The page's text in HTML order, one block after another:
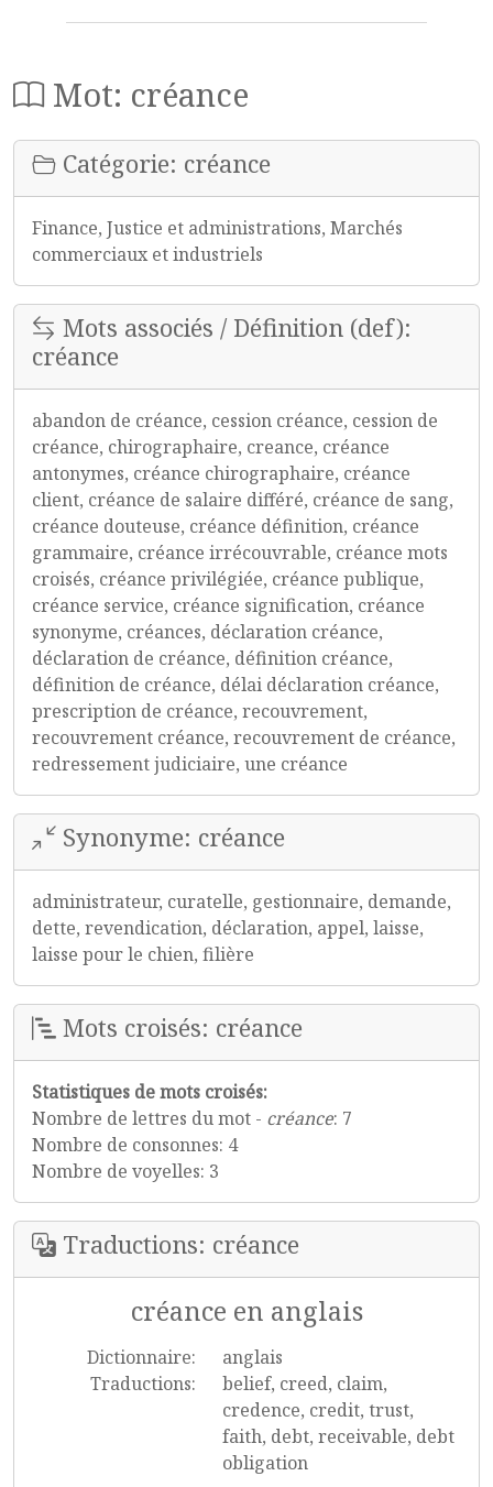
Mot: créance
Catégorie: créance
Finance, Justice et administrations, Marchés
commerciaux et industriels
Mots associés / Définition (def):
créance
abandon de créance, cession créance, cession de
créance, chirographaire, creance, créance
antonymes, créance chirographaire, créance
client, créance de salaire différé, créance de sang,
créance douteuse, créance définition, créance
grammaire, créance irrécouvrable, créance mots
croisés, créance privilégiée, créance publique,
créance service, créance signification, créance
synonyme, créances, déclaration créance,
déclaration de créance, définition créance,
définition de créance, délai déclaration créance,
prescription de créance, recouvrement,
recouvrement créance, recouvrement de créance,
redressement judiciaire, une créance
Synonyme: créance
administrateur, curatelle, gestionnaire, demande,
dette, revendication, déclaration, appel, laisse,
laisse pour le chien, filière
Mots croisés: créance
Statistiques de mots croisés:
Nombre de lettres du mot - créance: 7
Nombre de consonnes: 4
Nombre de voyelles: 3
Traductions: créance
créance en anglais
Dictionnaire:
anglais
Traductions:
belief, creed, claim,
credence, credit, trust,
faith, debt, receivable, debt
obligation